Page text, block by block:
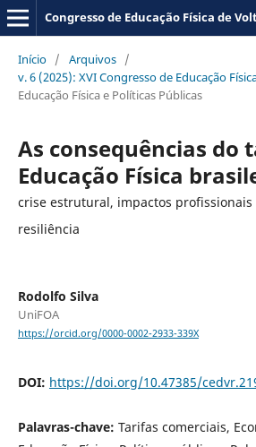
Congresso de Educação Física de
Início / Arquivos /
v. 6 (2025): XVI Congresso de Educação
Educação Física e Políticas Públicas
As consequências do
Educação Física
crise estrutural, impactos
resiliência
Rodolfo Silva
UniFOA
https://orcid.org/0000-0002-2933-339X
DOI: https://doi.org/10.47385/
Palavras-chave: Tarifas comerciais,